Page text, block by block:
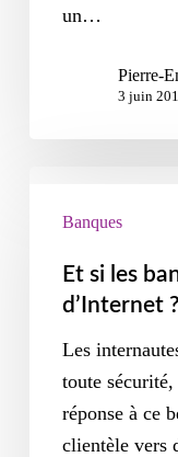
un…
Pierre-
3 juin
Banques
Et si les
d’Internet ?
Les
toute
réponse à ce
clientèle vers